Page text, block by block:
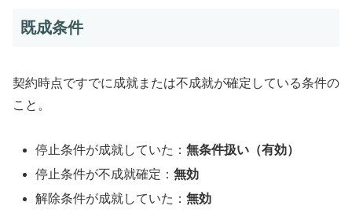
既成条件
契約時点ですでに成就または不成就が確定している条件の
こと。
停止条件が成就していた：無条件扱い（有効）
停止条件が不成就確定：無効
解除条件が成就していた：無効